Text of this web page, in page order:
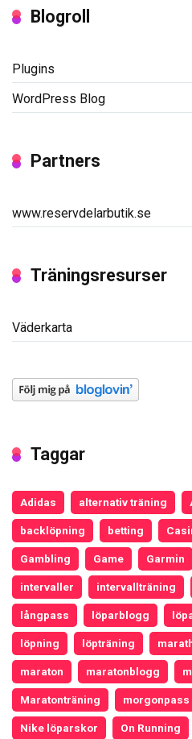
Blogroll
Plugins
WordPress Blog
Partners
www.reservdelarbutik.se
Träningsresurser
Väderkarta
Taggar
Adidas alternativ träning
backlöpning betting
Gambling Game Garmin
intervaller intervallträning
långpass löparblogg
löpning löpträning
maraton maratonblogg
Maratonträning morgonpass
Nike löparskor On Running